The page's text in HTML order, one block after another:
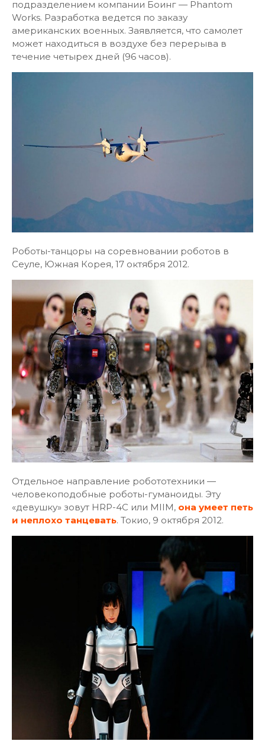
подразделением компании Боинг — Phantom
Works. Разработка ведется по заказу
американских военных. Заявляется, что самолет
может находиться в воздухе без перерыва в
течение четырех дней (96 часов).
Роботы-танцоры на соревновании роботов в
Сеуле, Южная Корея, 17 октября 2012.
Отдельное направление робототехники —
человекоподобные роботы-гуманоиды. Эту
«девушку» зовут HRP-4C или MIIM, она умеет петь
и неплохо танцевать. Токио, 9 октября 2012.